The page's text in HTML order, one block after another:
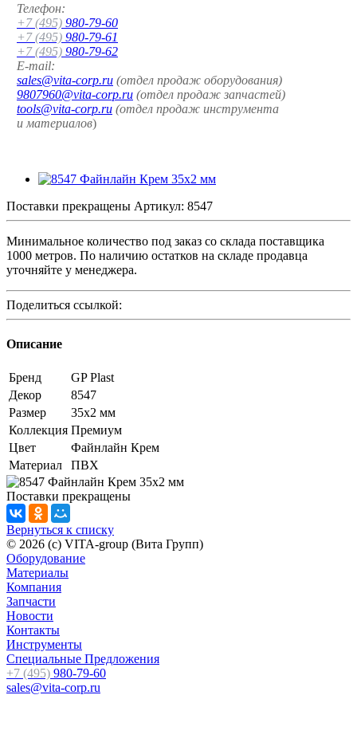
Телефон:
+7 (495) 980-79-60
+7 (495) 980-79-61
+7 (495) 980-79-62
E-mail:
sales@vita-corp.ru (отдел продаж оборудования)
9807960@vita-corp.ru (отдел продаж запчастей)
tools@vita-corp.ru (отдел продаж инструмента
и материалов)
Поставки прекращены Артикул: 8547
Минимальное количество под заказ со склада поставщика
1000 метров. По наличию остатков на складе продавца
уточняйте у менеджера.
Поделиться ссылкой:
Описание
Бренд
GP Plast
Декор
8547
Размер
35x2 мм
Коллекция Премиум
Цвет
Файнлайн Крем
Материал
ПВХ
Поставки прекращены
Вернуться к списку
© 2026 (c) VITA-group (Вита Групп)
Оборудование
Материалы
Компания
Запчасти
Новости
Контакты
Инструменты
Специальные Предложения
+7 (495) 980-79-60
sales@vita-corp.ru